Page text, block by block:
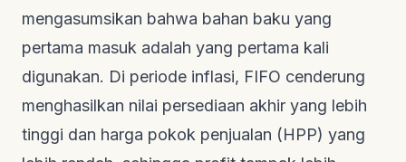
mengasumsikan bahwa bahan baku yang
pertama masuk adalah yang pertama kali
digunakan. Di periode inflasi, FIFO cenderung
menghasilkan nilai persediaan akhir yang lebih
tinggi dan harga pokok penjualan (HPP) yang